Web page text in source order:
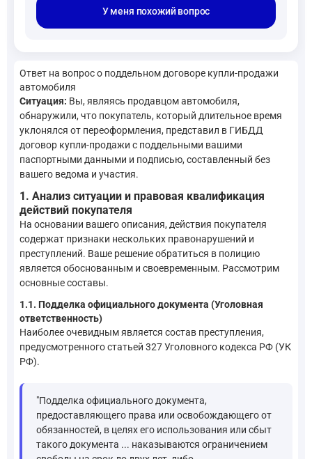
У меня похожий вопрос
Ответ на вопрос о поддельном договоре купли-продажи
автомобиля
Ситуация: Вы, являясь продавцом автомобиля,
обнаружили, что покупатель, который длительное время
уклонялся от переоформления, представил в ГИБДД
договор купли-продажи с поддельными вашими
паспортными данными и подписью, составленный без
вашего ведома и участия.
1. Анализ ситуации и правовая квалификация
действий покупателя
На основании вашего описания, действия покупателя
содержат признаки нескольких правонарушений и
преступлений. Ваше решение обратиться в полицию
является обоснованным и своевременным. Рассмотрим
основные составы.
1.1. Подделка официального документа (Уголовная
ответственность)
Наиболее очевидным является состав преступления,
предусмотренного статьей 327 Уголовного кодекса РФ (УК
РФ).
"Подделка официального документа,
предоставляющего права или освобождающего от
обязанностей, в целях его использования или сбыт
такого документа ... наказываются ограничением